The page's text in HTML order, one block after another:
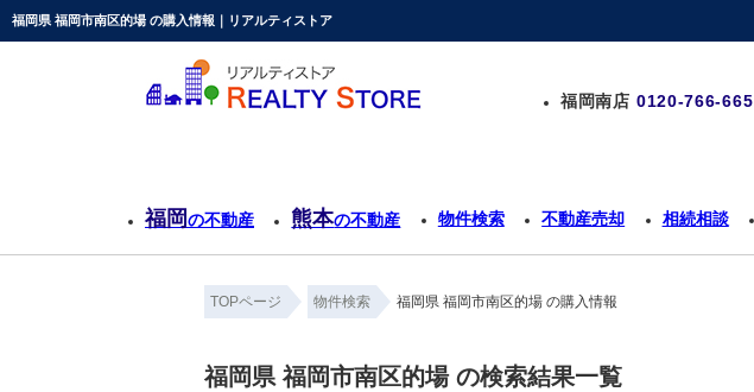
福岡県 福岡市南区的場 の購入情報｜リアルティストア
福岡南店 0120-766-665
福岡の不動産 熊本の不動産 物件検索 不動産売却 相続相談
TOPページ 物件検索 福岡県 福岡市南区的場 の購入情報
福岡県 福岡市南区的場 の検索結果一覧